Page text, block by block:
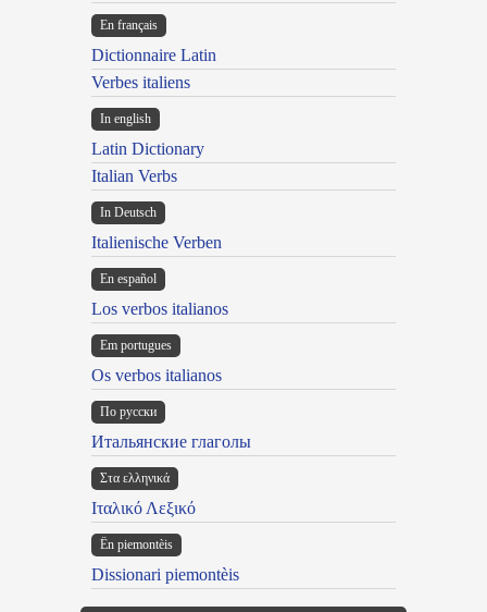
En français
Dictionnaire Latin
Verbes italiens
In english
Latin Dictionary
Italian Verbs
In Deutsch
Italienische Verben
En español
Los verbos italianos
Em portugues
Os verbos italianos
По русски
Итальянские глаголы
Στα ελληνικά
Ιταλικό Λεξικό
Ën piemontèis
Dissionari piemontèis